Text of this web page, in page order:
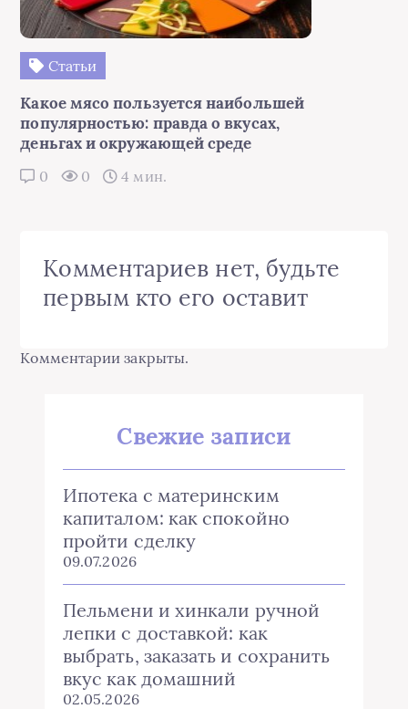
Статьи
Какое мясо пользуется наибольшей
популярностью: правда о вкусах,
деньгах и окружающей среде
0 0 4 мин.
Комментариев нет, будьте
первым кто его оставит
Комментарии закрыты.
Свежие записи
Ипотека с материнским
капиталом: как спокойно
пройти сделку
09.07.2026
Пельмени и хинкали ручной
лепки с доставкой: как
выбрать, заказать и сохранить
вкус как домашний
02.05.2026